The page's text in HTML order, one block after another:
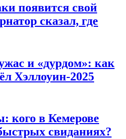
появится свой
сказал, где
и «дурдом»: как
Хэллоуин-2025
кого в Кемерове
свиданиях?